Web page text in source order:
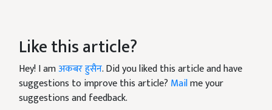
Like this article?
Hey! I amअकबर हुसैन. Did you liked this article and have
suggestions to improve this article? Mailme your
suggestions and feedback.